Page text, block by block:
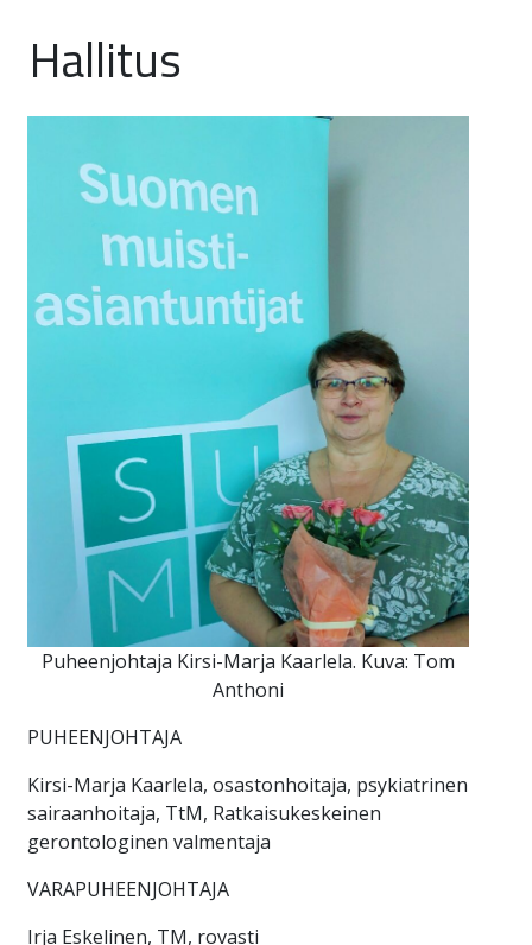
Hallitus
Puheenjohtaja Kirsi-Marja Kaarlela. Kuva: Tom
Anthoni
PUHEENJOHTAJA
Kirsi-Marja Kaarlela, osastonhoitaja, psykiatrinen
sairaanhoitaja, TtM, Ratkaisukeskeinen
gerontologinen valmentaja
VARAPUHEENJOHTAJA
Irja Eskelinen, TM, rovasti